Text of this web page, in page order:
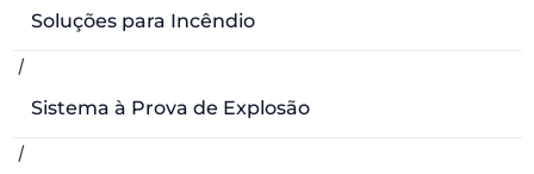
Soluções para Incêndio
/
Sistema à Prova de Explosão
/